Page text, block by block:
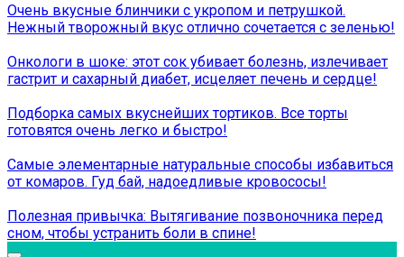
Очень вкусные блинчики с укропом и петрушкой.
Нежный творожный вкус отлично сочетается с зеленью!
Онкологи в шоке: этот сок убивает болезнь, излечивает
гастрит и сахарный диабет, исцеляет печень и сердце!
Подборка самых вкуснейших тортиков. Все торты
готовятся очень легко и быстро!
Самые элементарные натуральные способы избавиться
от комаров. Гуд бай, надоедливые кровососы!
Полезная привычка: Вытягивание позвоночника перед
сном, чтобы устранить боли в спине!